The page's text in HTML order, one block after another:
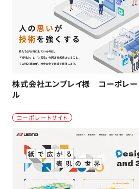
株式会社エンプレイ様 コーポレー
ル
コーポレートサイト